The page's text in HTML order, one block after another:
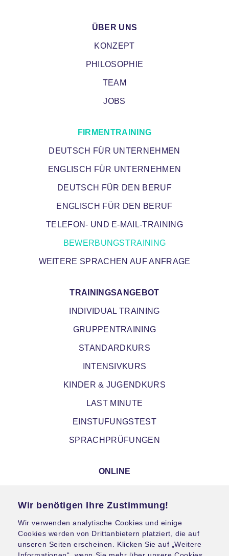
ÜBER UNS
KONZEPT
PHILOSOPHIE
TEAM
JOBS
FIRMENTRAINING
DEUTSCH FÜR UNTERNEHMEN
ENGLISCH FÜR UNTERNEHMEN
DEUTSCH FÜR DEN BERUF
ENGLISCH FÜR DEN BERUF
TELEFON- UND E-MAIL-TRAINING
BEWERBUNGSTRAINING
WEITERE SPRACHEN AUF ANFRAGE
TRAININGSANGEBOT
INDIVIDUAL TRAINING
GRUPPENTRAINING
STANDARDKURS
INTENSIVKURS
KINDER & JUGENDKURS
LAST MINUTE
EINSTUFUNGSTEST
SPRACHPRÜFUNGEN
ONLINE
BLENDED LEARNING
VIRTUAL CLASSROOM
Wir benötigen Ihre Zustimmung!
Wir verwenden analytische Cookies und einige
Cookies werden von Drittanbietern platziert, die auf
unseren Seiten erscheinen. Klicken Sie auf „Weitere